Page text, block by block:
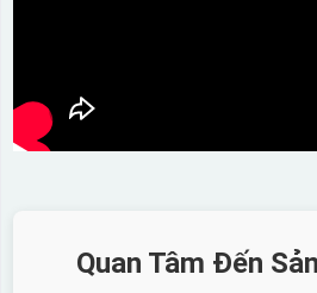
Quan Tâm Đến